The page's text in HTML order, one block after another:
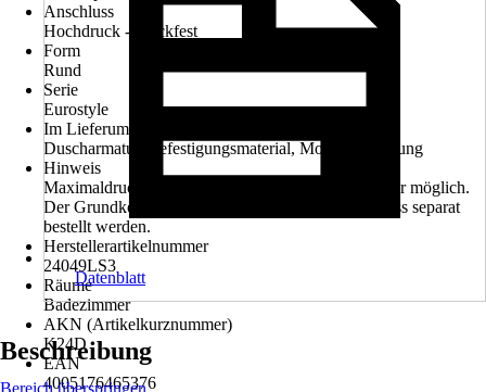
Anschluss
Hochdruck - druckfest
Form
Rund
Serie
Eurostyle
Im Lieferumfang enthalten
Duscharmatur, Befestigungsmaterial, Montageanleitung
Hinweis
Maximaldruck 10 bar, Montage nur mit Grundkörper möglich.
Der Grundkörper ist unbedingt erforderlich und muss separat
bestellt werden.
Herstellerartikelnummer
24049LS3
Räume
Badezimmer
AKN (Artikelkurznummer)
K24D
EAN
4005176465376
Datenblatt
Beschreibung
Bereich überspringen